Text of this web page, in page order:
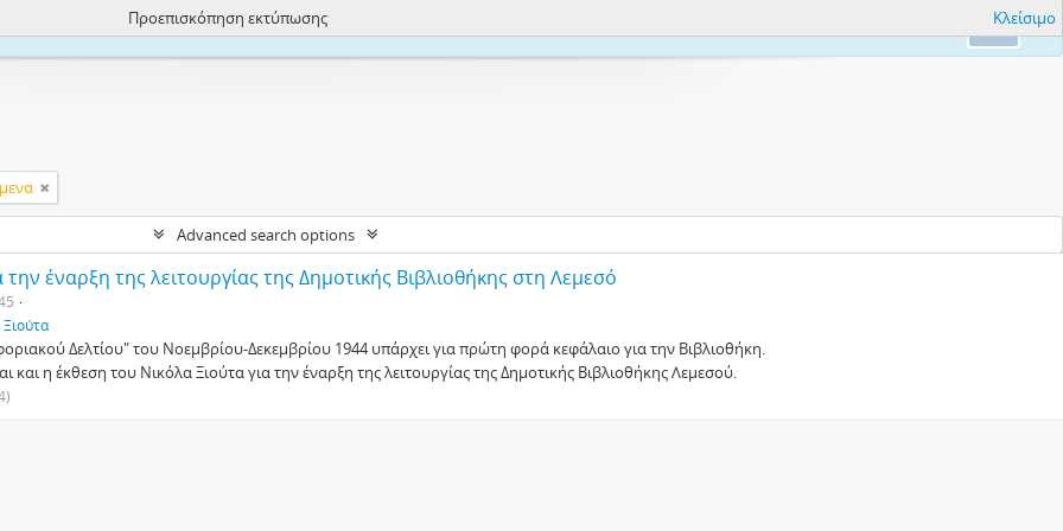
Ok
uses cookies to enhance your ability to browse and load content.
Προεπισκόπηση εκτύπωσης Κλείσιμο
Advanced search options
την έναρξη της λειτουργίας της Δημοτικής Βιβλιοθήκης στη Λεμεσό
Ξιούτα
Δελτίου" του Νοεμβρίου-Δεκεμβρίου 1944 υπάρχει για πρώτη φορά κεφάλαιο για την Βιβλιοθήκη.
και η έκθεση του Νικόλα Ξιούτα για την έναρξη της λειτουργίας της Δημοτικής Βιβλιοθήκης Λεμεσού.